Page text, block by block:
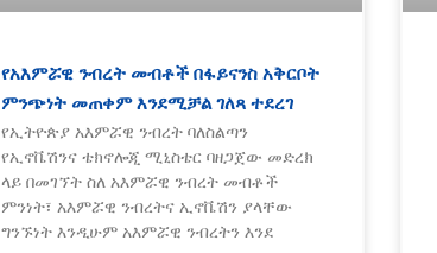
የአእምሯዊ ንብረት መብቶች በፋይናንስ አቅርቦት
ምንጭነት መጠቀም እንደሚቻል ገለጻ ተደረገ
የኢትዮጵያ አእምሯዊ ንብረት ባለስልጣን
የኢኖቬሽንና ቴክኖሎጂ ሚኒስቴር ባዘጋጀው መድረክ
ላይ በመገኘት ስለ አእምሯዊ ንብረት መብቶች
ምንነት፣ አእምሯዊ ንብረትና ኢኖቬሽን ያላቸው
ግንኙነት እንዲሁም አእምሯዊ ንብረትን እንደ